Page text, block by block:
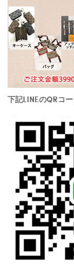
下記LINEのQRコ